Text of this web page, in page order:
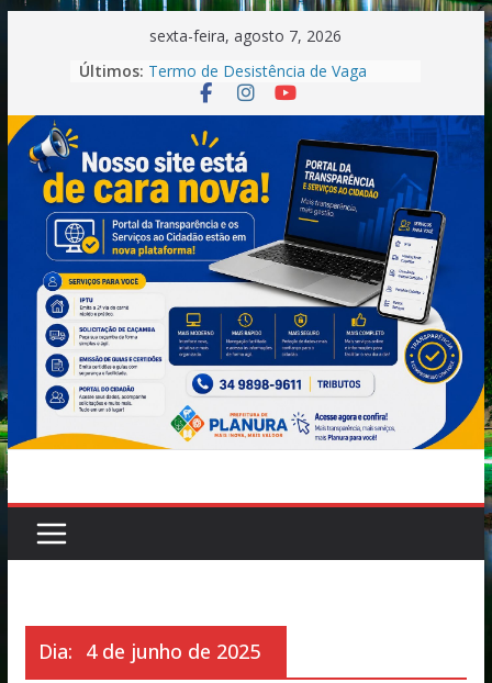
conteúdo
sexta-feira, agosto 7, 2026
Últimos: Termo de Desistência de Vaga
Convocação Recepcionista-
Processo Seletivo nº 001/2026
Saúde.
Convocação do Processo Seletivo
n°01/2026 -Motorista
Boletim Informativo –
Tuberculose | Município de Planura-
MG (2025)
Convocação.
Dia: 4 de junho de 2025